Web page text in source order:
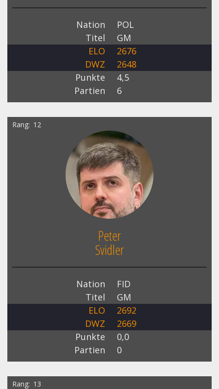
Nation
POL
Titel
GM
ELO
2676
DWZ
2648
Punkte
4,5
Partien
6
Rang 12
Peter
Svidler
Nation
FID
Titel
GM
ELO
2692
DWZ
2669
Punkte
0,0
Partien
0
Rang 13